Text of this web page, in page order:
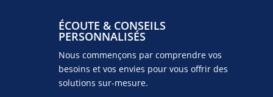
ÉCOUTE & CONSEILS
PERSONNALISÉS
Nous commençons par comprendre vos
besoins et vos envies pour vous offrir des
solutions sur-mesure.